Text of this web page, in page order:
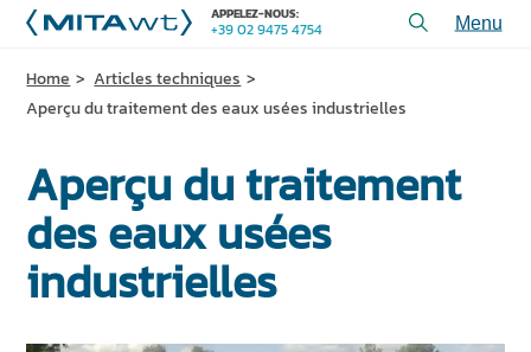
APPELEZ-NOUS:
+39 02 9475 4754
PRODUITS
SERVICES et ASSISTANCE
QUI SOMMES-NOUS
CONTACTEZ-NOUS
+39 02 9475 4754
Home
Articles techniques
Aperçu du traitement des eaux usées industrielles
Aperçu du traitement
des eaux usées
industrielles